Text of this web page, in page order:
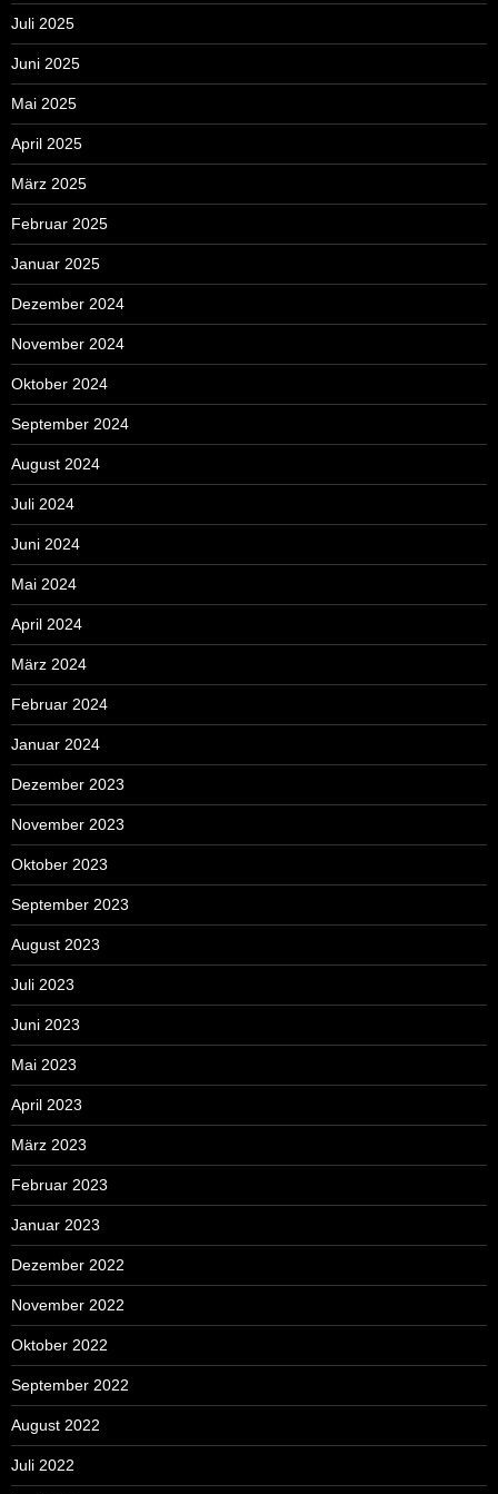
Juli 2025
Juni 2025
Mai 2025
April 2025
März 2025
Februar 2025
Januar 2025
Dezember 2024
November 2024
Oktober 2024
September 2024
August 2024
Juli 2024
Juni 2024
Mai 2024
April 2024
März 2024
Februar 2024
Januar 2024
Dezember 2023
November 2023
Oktober 2023
September 2023
August 2023
Juli 2023
Juni 2023
Mai 2023
April 2023
März 2023
Februar 2023
Januar 2023
Dezember 2022
November 2022
Oktober 2022
September 2022
August 2022
Juli 2022